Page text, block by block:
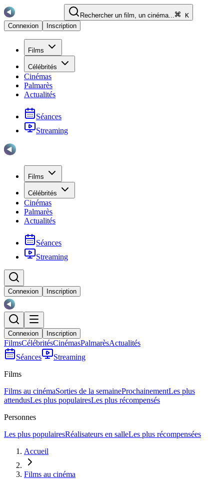
Rechercher un film, un cinéma...
K
Connexion
Inscription
Films
Célébrités
Cinémas
Palmarès
Actualités
Séances
Streaming
Films
Célébrités
Cinémas
Palmarès
Actualités
Séances
Streaming
Connexion Inscription
Connexion Inscription
FilmsCélébritésCinémasPalmarèsActualités
Séances
Streaming
Films
Films au cinémaSorties de la semaineProchainementLes plus
attendusLes plus populairesLes plus récompensés
Personnes
Les plus populairesRéalisateurs en salleLes plus récompensées
Accueil
Films au cinéma